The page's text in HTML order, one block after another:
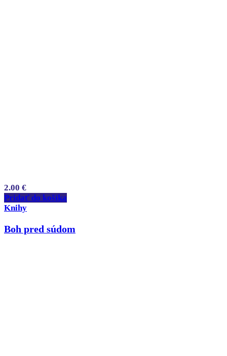
2.00 €
Pridať do košíka
Knihy
Boh pred súdom